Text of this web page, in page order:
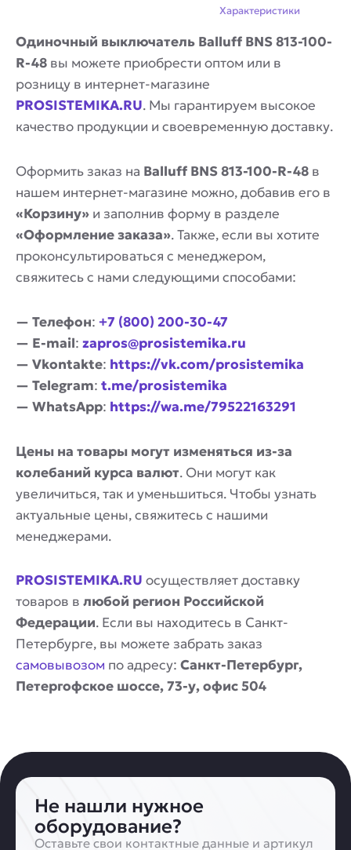
Характеристики
Одиночный выключатель Balluff BNS 813-100-
R-48 вы можете приобрести оптом или в
розницу в интернет-магазине
PROSISTEMIKA.RU. Мы гарантируем высокое
качество продукции и своевременную доставку.
Оформить заказ на Balluff BNS 813-100-R-48 в
нашем интернет-магазине можно, добавив его в
«Корзину» и заполнив форму в разделе
«Оформление заказа». Также, если вы хотите
проконсультироваться с менеджером,
свяжитесь с нами следующими способами:
— Телефон: +7 (800) 200-30-47
— E-mail: zapros@prosistemika.ru
— Vkontakte: https://vk.com/prosistemika
— Telegram: t.me/prosistemika
— WhatsApp: https://wa.me/79522163291
Цены на товары могут изменяться из-за
колебаний курса валют. Они могут как
увеличиться, так и уменьшиться. Чтобы узнать
актуальные цены, свяжитесь с нашими
менеджерами.
PROSISTEMIKA.RU осуществляет доставку
товаров в любой регион Российской
Федерации. Если вы находитесь в Санкт-
Петербурге, вы можете забрать заказ
самовывозом по адресу: Санкт-Петербург,
Петергофское шоссе, 73-у, офис 504
Не нашли нужное
оборудование?
Оставьте свои контактные данные и артикул